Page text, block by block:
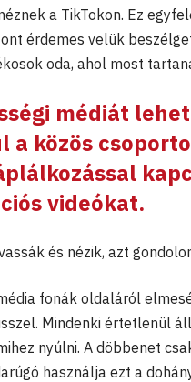
a TikTokon. Ez
érdemes velük
oda, ahol most
médiát
a közös
videókat.
és nézik, azt
fonák oldaláról
Mindenki értetlenül
nyúlni. A döbbenet
használja ezt a